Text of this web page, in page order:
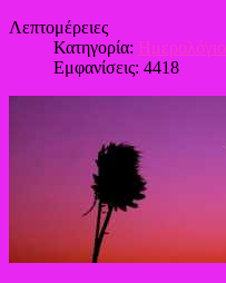
Λεπτομέρειες
Κατηγορία: Ημερολόγιο
Εμφανίσεις: 4418